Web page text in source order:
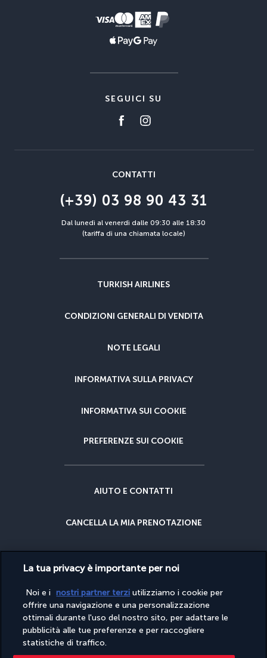
SEGUICI SU
CONTATTI
(+39) 03 98 90 43 31
Dal lunedì al venerdì dalle 09:30 alle 18:30
(tariffa di una chiamata locale)
TURKISH AIRLINES
CONDIZIONI GENERALI DI VENDITA
NOTE LEGALI
INFORMATIVA SULLA PRIVACY
INFORMATIVA SUI COOKIE
PREFERENZE SUI COOKIE
AIUTO E CONTATTI
CANCELLA LA MIA PRENOTAZIONE
GARANZIA DEL MIGLIOR PREZZO
PERCHÉ PRENOTARE CON NOI?
La tua privacy è importante per noi
Noi e i nostri partner terzi utilizziamo i cookie per
offrire una navigazione e una personalizzazione
ottimali durante l'uso del nostro sito, per adattare le
pubblicità alle tue preferenze e per raccogliere
statistiche di traffico.